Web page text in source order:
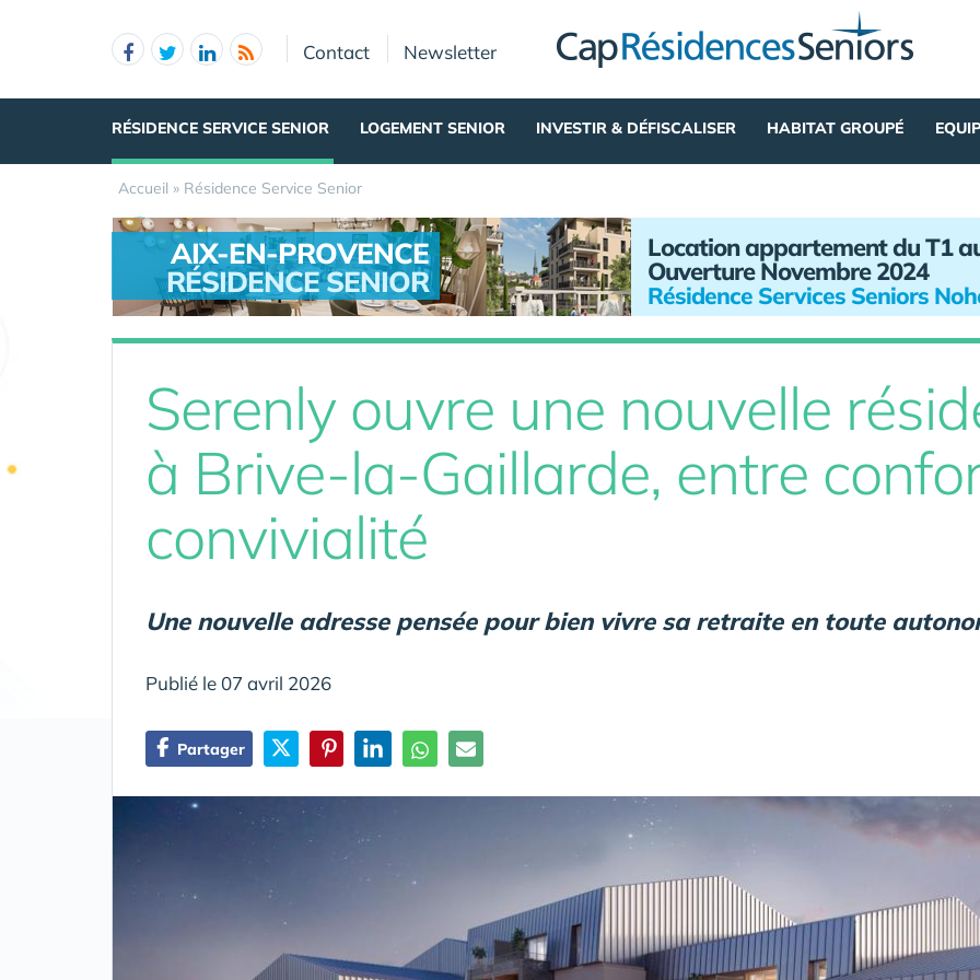
Contact Newsletter
RÉSIDENCE SERVICE SENIOR LOGEMENT SENIOR INVESTIR & DÉFISCALISER HABITAT GROUPÉ
Accueil » Résidence Service Senior
AIX-EN-PROVENCE
RÉSIDENCE SENIOR
Location appartement du T1
Ouverture Novembre 2024
Résidence Services Seniors
Serenly ouvre une nouvelle
à Brive-la-Gaillarde, entre
convivialité
Une nouvelle adresse pensée pour bien vivre sa retraite en toute
Publié le 07 avril 2026
Partager